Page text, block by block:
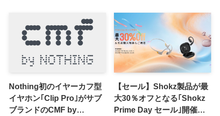
Nothing初のイヤーカフ型
イヤホン｢Clip Pro｣がサブ
ブランドのCMF by
【セール】Shokz製品が最
大30％オフとなる｢Shokz
Prime Day セール｣開催中 ｰ